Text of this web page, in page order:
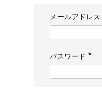
メールアドレ
パスワード
(
須